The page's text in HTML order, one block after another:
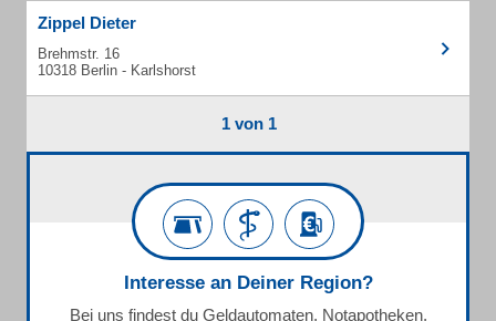
Zippel Dieter
Brehmstr. 16
10318 Berlin - Karlshorst
1 von 1
Interesse an Deiner Region?
Bei uns findest du Geldautomaten, Notapotheken,